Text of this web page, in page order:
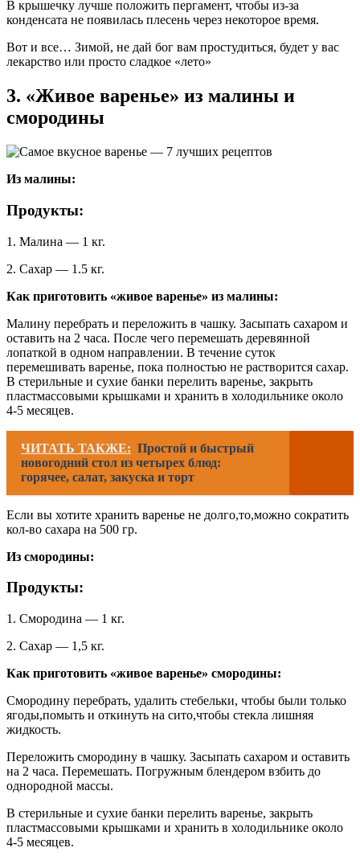
В крышечку лучше положить пергамент, чтобы из-за
конденсата не появилась плесень через некоторое время.
Вот и все… Зимой, не дай бог вам простудиться, будет у вас
лекарство или просто сладкое «лето»
3. «Живое варенье» из малины и
смородины
Из малины:
Продукты:
1. Малина — 1 кг.
2. Сахар — 1.5 кг.
Как приготовить «живое варенье» из малины:
Малину перебрать и переложить в чашку. Засыпать сахаром и
оставить на 2 часа. После чего перемешать деревянной
лопаткой в одном направлении. В течение суток
перемешивать варенье, пока полностью не растворится сахар.
В стерильные и сухие банки перелить варенье, закрыть
пластмассовыми крышками и хранить в холодильнике около
4-5 месяцев.
ЧИТАТЬ ТАКЖЕ: Простой и быстрый
новогодний стол из четырех блюд:
горячее, салат, закуска и торт
Если вы хотите хранить варенье не долго,то,можно сократить
кол-во сахара на 500 гр.
Из смородины:
Продукты:
1. Смородина — 1 кг.
2. Сахар — 1,5 кг.
Как приготовить «живое варенье» смородины:
Смородину перебрать, удалить стебельки, чтобы были только
ягоды,помыть и откинуть на сито,чтобы стекла лишняя
жидкость.
Переложить смородину в чашку. Засыпать сахаром и оставить
на 2 часа. Перемешать. Погружным блендером взбить до
однородной массы.
В стерильные и сухие банки перелить варенье, закрыть
пластмассовыми крышками и хранить в холодильнике около
4-5 месяцев.